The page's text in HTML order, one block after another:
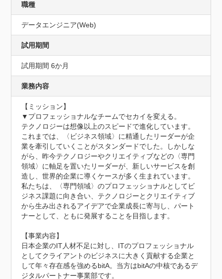
職種
データエンジニア(Web)
試用期間
試用期間 6か月
業務内容
【ミッション】
▼プロフェッショナルなチームでセカイを変える。
テクノロジーは想像以上のスピードで進化しています。
これまでは、〈ビジネス領域〉に精通したリーダーが企
業を牽引していくことがスタンダードでした。しかしな
がら、昨今テクノロジーやクリエイティブなどの〈専門
領域〉に軸足を置いたリーダーが、新しいサービスを創
造し、世界的企業に導くケースが多く生まれています。
私たちは、〈専門領域〉のプロフェッショナルとしてビ
ジネス課題に向き合い、テクノロジーとクリエイティブ
から生み出されるアイデアで企業成長に寄与し、パート
ナーとして、ともに発展することを目指します。
【事業内容】
日本企業のIT人材不足に対し、ITのプロフェッショナル
としてクライアントのビジネスに大きく貢献する企業と
して年々存在感を強めるbitA。当方はbitAの中核であるデ
ジタルパートナー事業部です。